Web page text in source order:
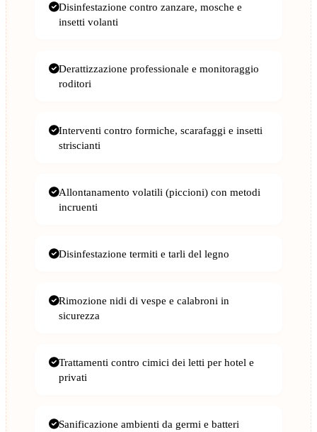
Disinfestazione contro zanzare, mosche e
insetti volanti
Derattizzazione professionale e monitoraggio
roditori
Interventi contro formiche, scarafaggi e insetti
striscianti
Allontanamento volatili (piccioni) con metodi
incruenti
Disinfestazione termiti e tarli del legno
Rimozione nidi di vespe e calabroni in
sicurezza
Trattamenti contro cimici dei letti per hotel e
privati
Sanificazione ambienti da germi e batteri